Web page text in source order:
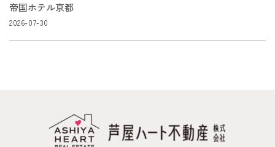
帝国ホテル京都
2026-07-30